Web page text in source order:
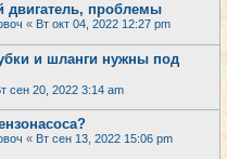
двигатель, проблемы
« Вт окт 04, 2022 12:27 pm
и шланги нужны под
сен 20, 2022 3:14 am
« Вт сен 13, 2022 15:06 pm